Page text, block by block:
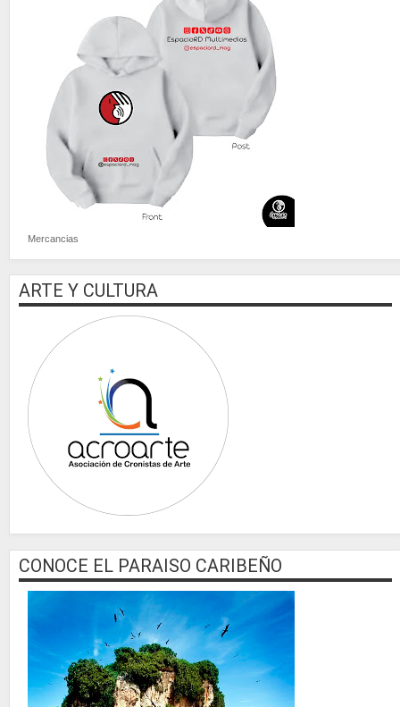
Mercancias
ARTE Y CULTURA
CONOCE EL PARAISO CARIBEÑO